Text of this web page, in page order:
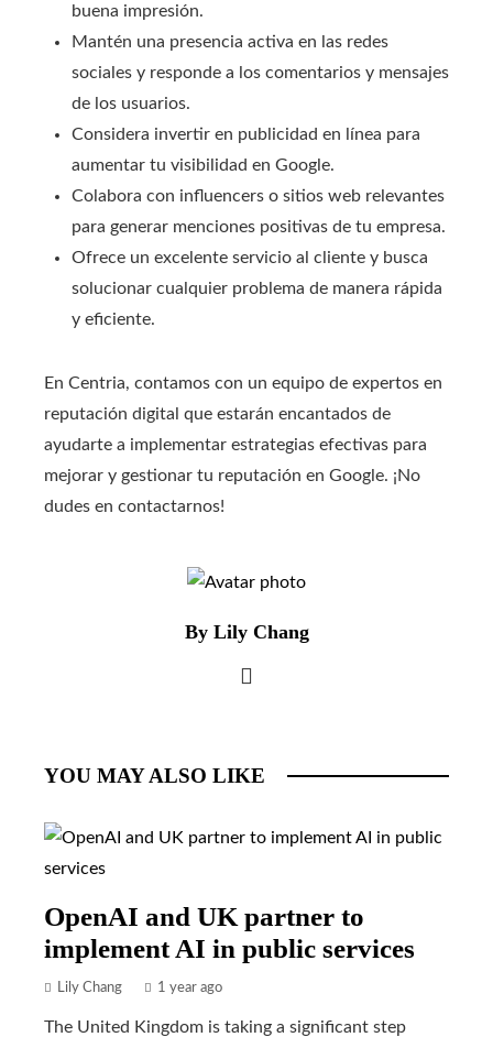
buena impresión.
Mantén una presencia activa en las redes
sociales y responde a los comentarios y mensajes
de los usuarios.
Considera invertir en publicidad en línea para
aumentar tu visibilidad en Google.
Colabora con influencers o sitios web relevantes
para generar menciones positivas de tu empresa.
Ofrece un excelente servicio al cliente y busca
solucionar cualquier problema de manera rápida
y eficiente.
En Centria, contamos con un equipo de expertos en
reputación digital que estarán encantados de
ayudarte a implementar estrategias efectivas para
mejorar y gestionar tu reputación en Google. ¡No
dudes en contactarnos!
By Lily Chang
YOU MAY ALSO LIKE
OpenAI and UK partner to
implement AI in public services
Lily Chang 1 year ago
The United Kingdom is taking a significant step